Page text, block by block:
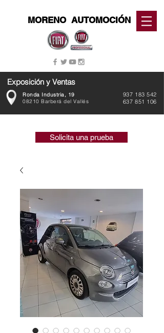
MORENO AUTOMOCIÓN
Exposición y Ventas
Ronda Industria, 19
08210 Barberá del Vallés
937 183 542
637 851 106
Solicita una prueba